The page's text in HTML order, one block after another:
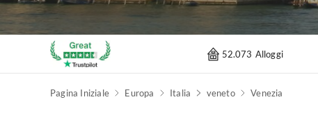
52.073 Alloggi
Pagina Iniziale Europa Italia veneto Venezia